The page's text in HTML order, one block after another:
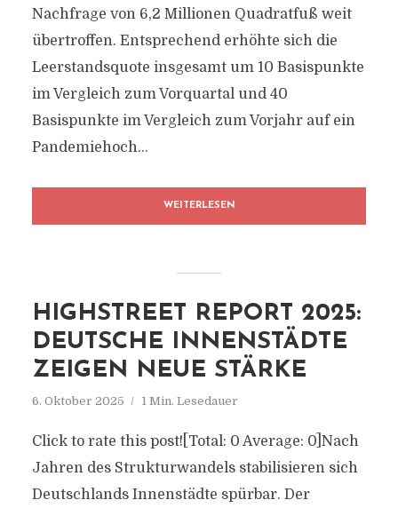
Nachfrage von 6,2 Millionen Quadratfuß weit
übertroffen. Entsprechend erhöhte sich die
Leerstandsquote insgesamt um 10 Basispunkte
im Vergleich zum Vorquartal und 40
Basispunkte im Vergleich zum Vorjahr auf ein
Pandemiehoch...
WEITERLESEN
HIGHSTREET REPORT 2025:
DEUTSCHE INNENSTÄDTE
ZEIGEN NEUE STÄRKE
6. Oktober 2025 1 Min. Lesedauer
Click to rate this post![Total: 0 Average: 0]Nach
Jahren des Strukturwandels stabilisieren sich
Deutschlands Innenstädte spürbar. Der